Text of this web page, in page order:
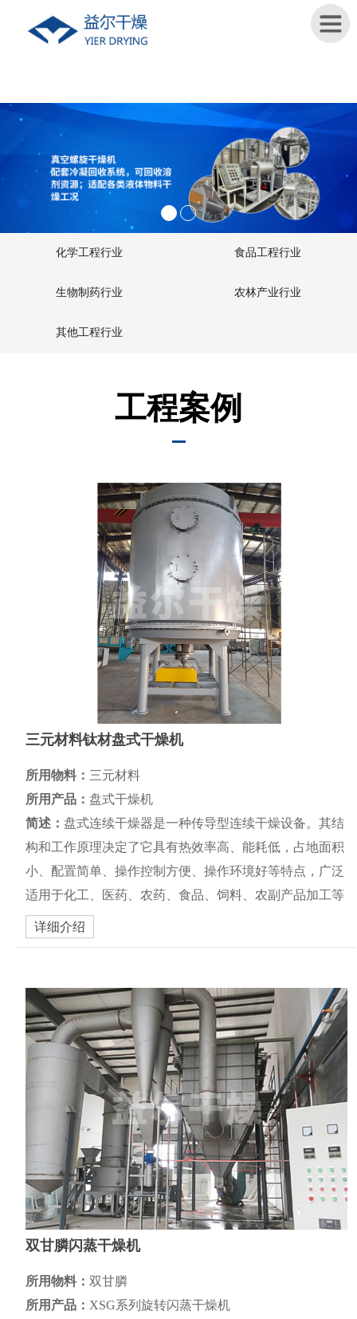
关
于
我
们
新
闻
讯
产
化学工程行业 食品工程行业
生物制药行业 农林产业行业
其他工程行业
工程案例
三元材料钛材盘式干燥机
所用物料： 三元材料
所用产品： 盘式干燥机
简述： 盘式连续干燥器是一种传导型连续干燥设备。其结
构和工作原理决定了它具有热效率高、能耗低，占地面积
小、配置简单、操作控制方便、操作环境好等特点，广泛
适用于化工、医药、农药、食品、饲料、农副产品加工等
行业的干燥作业。在各行业使用实践中深受好评。
详细介绍
双甘膦闪蒸干燥机
所用物料：双甘膦
所用产品： XSG系列旋转闪蒸干燥机